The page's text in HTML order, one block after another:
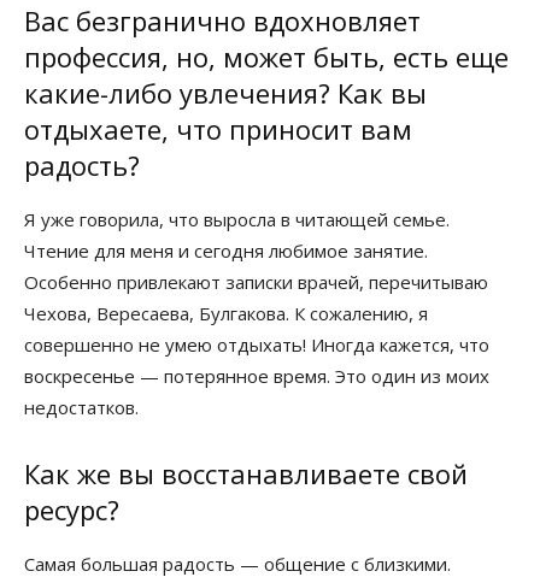
Вас безгранично вдохновляет
профессия, но, может быть, есть еще
какие-либо увлечения? Как вы
отдыхаете, что приносит вам
радость?
Я уже говорила, что выросла в читающей семье.
Чтение для меня и сегодня любимое занятие.
Особенно привлекают записки врачей, перечитываю
Чехова, Вересаева, Булгакова. К сожалению, я
совершенно не умею отдыхать! Иногда кажется, что
воскресенье — потерянное время. Это один из моих
недостатков.
Как же вы восстанавливаете свой
ресурс?
Самая большая радость — общение с близкими.